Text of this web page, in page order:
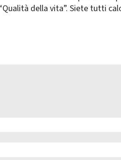
della vita”. Siete tutti